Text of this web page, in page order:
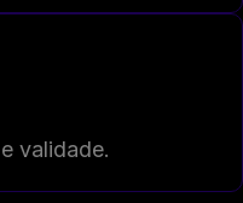
validade.